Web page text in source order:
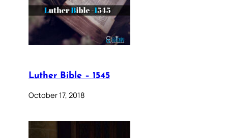
Luther Bible – 1545
October 17, 2018